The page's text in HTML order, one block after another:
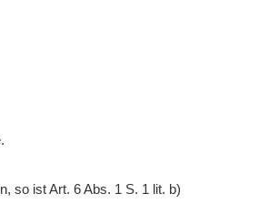
so ist Art. 6 Abs. 1 S. 1 lit. b)